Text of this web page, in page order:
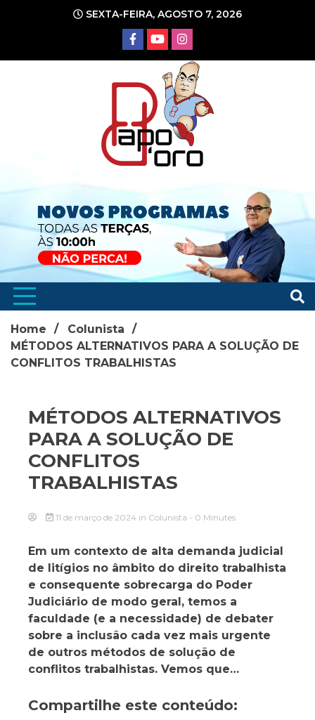
conteúdo
SEXTA-FEIRA, AGOSTO 7, 2026
Home
Colunista
MÉTODOS ALTERNATIVOS PARA A SOLUÇÃO DE
CONFLITOS TRABALHISTAS
MÉTODOS ALTERNATIVOS
PARA A SOLUÇÃO DE
CONFLITOS
TRABALHISTAS
11 de março de 2024 in Colunista - 0 Minutes
Em um contexto de alta demanda judicial
de litígios no âmbito do direito trabalhista
e consequente sobrecarga do Poder
Judiciário de modo geral, temos a
faculdade (e a necessidade) de debater
sobre a inclusão cada vez mais urgente
de outros métodos de solução de
conflitos trabalhistas. Vemos que…
Compartilhe este conteúdo: